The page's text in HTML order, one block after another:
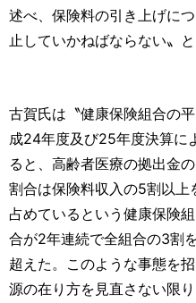
述べ、保険料の引き上げに
止していかねばならない〟と
古賀氏は〝健康保険組合の平
成24年度及び25年度決算に
ると、高齢者医療の拠出金の
割合は保険料収入の5割以上
占めているという健康保険組
合が2年連続で全組合の3割
超えた。このような事態を
源の在り方を見直さない限